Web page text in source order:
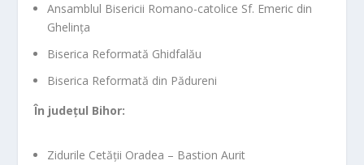
Ansamblul Bisericii Romano-catolice Sf. Emeric din
Ghelința
Biserica Reformată Ghidfalău
Biserica Reformată din Pădureni
În județul Bihor:
Zidurile Cetății Oradea – Bastion Aurit